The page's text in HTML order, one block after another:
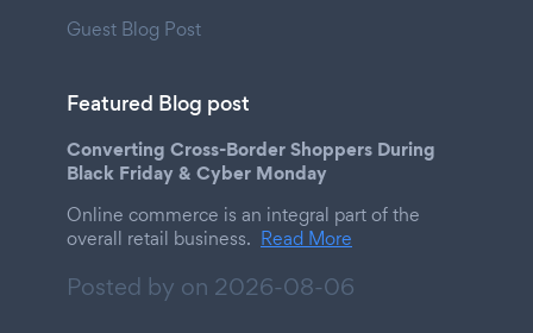
Guest Blog Post
Featured Blog post
Converting Cross-Border Shoppers During
Black Friday & Cyber Monday
Online commerce is an integral part of the
overall retail business. Read More
Posted by on 2026-08-06